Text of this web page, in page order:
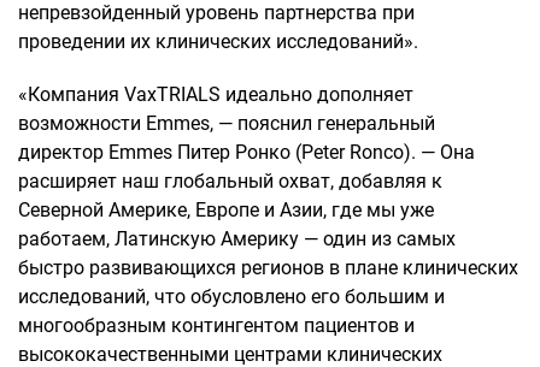
непревзойденный уровень партнерства при
проведении их клинических исследований».
«Компания VaxTRIALS идеально дополняет
возможности Emmes, — пояснил генеральный
директор Emmes Питер Ронко (Peter Ronco). — Она
расширяет наш глобальный охват, добавляя к
Северной Америке, Европе и Азии, где мы уже
работаем, Латинскую Америку — один из самых
быстро развивающихся регионов в плане клинических
исследований, что обусловлено его большим и
многообразным контингентом пациентов и
высококачественными центрами клинических